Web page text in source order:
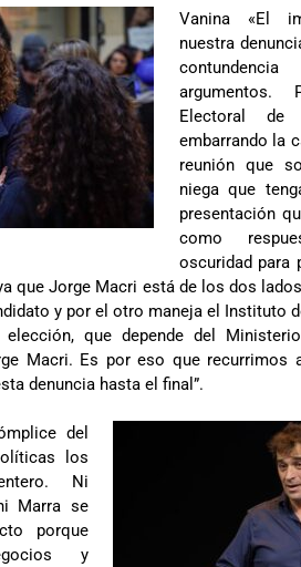
Vanina «El
nuestra
argumentos.
Electoral
embarrando la
reunión que
niega que
presentación
como
oscuridad para
que Jorge Macri está de los dos
y por el otro maneja el Instituto
que depende del
Macri. Es por eso que recurrimos
denuncia hasta el final”.
del
los
Ni
Marra se
porque
y